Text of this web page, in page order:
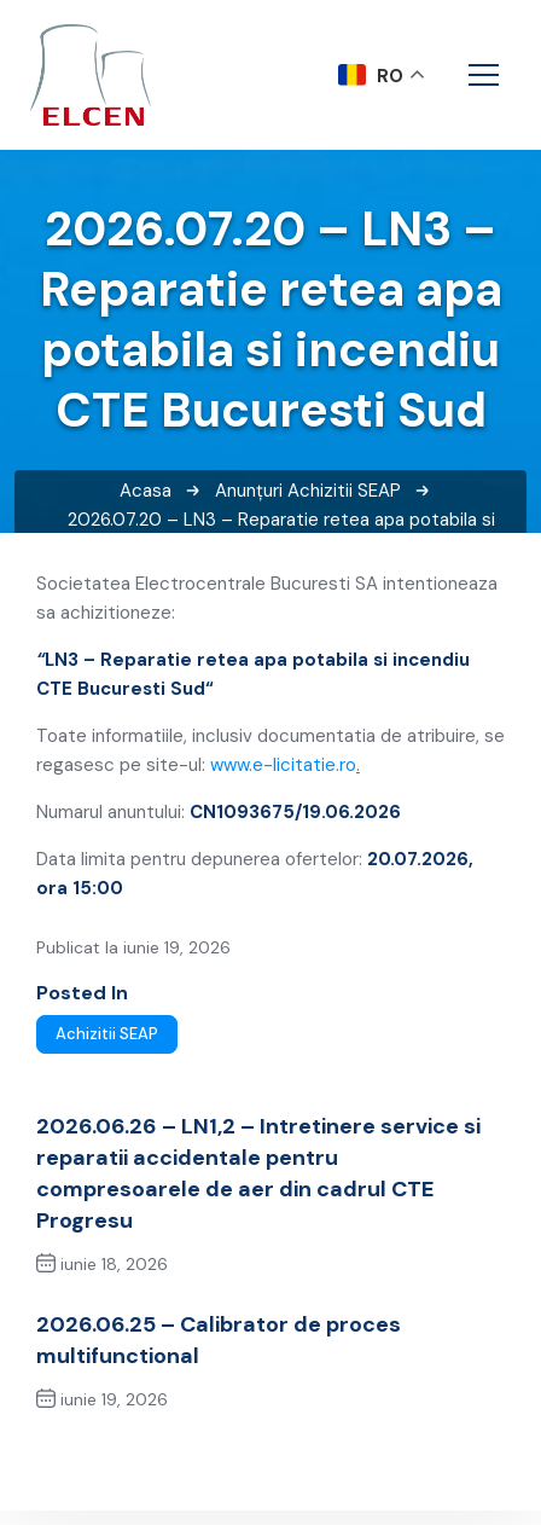
2026.07.20 – LN3 –
Reparatie retea apa
potabila si incendiu
CTE Bucuresti Sud
Acasa Anunțuri Achizitii SEAP
2026.07.20 – LN3 – Reparatie retea apa potabila si
Societatea Electrocentrale Bucuresti SA intentioneaza
sa achizitioneze:
“LN3 – Reparatie retea apa potabila si incendiu
CTE Bucuresti Sud“
Toate informatiile, inclusiv documentatia de atribuire, se
regasesc pe site-ul: www.e-licitatie.ro.
Numarul anuntului: CN1093675/19.06.2026
Data limita pentru depunerea ofertelor: 20.07.2026,
ora 15:00
Publicat la iunie 19, 2026
Posted In
Achizitii SEAP
2026.06.26 – LN1,2 – Intretinere service si
reparatii accidentale pentru
compresoarele de aer din cadrul CTE
Progresu
iunie 18, 2026
2026.06.25 – Calibrator de proces
multifunctional
iunie 19, 2026
RO